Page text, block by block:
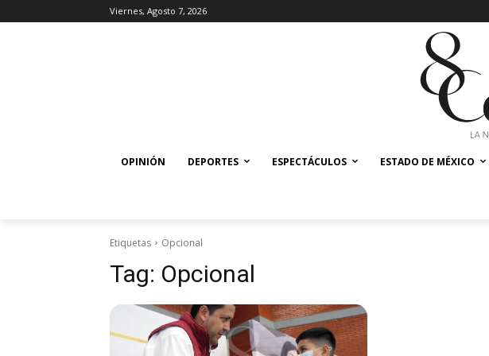
Viernes, Agosto 7, 2026
OPINIÓN DEPORTES ESPECTÁCULOS ESTADO DE MÉXICO
Etiquetas Opcional
Tag: Opcional